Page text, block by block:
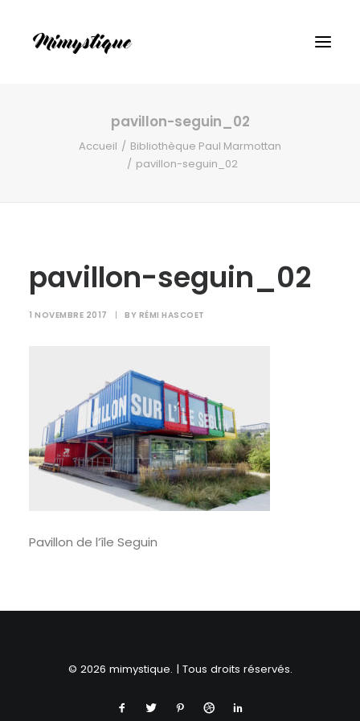
RECHERCHE
pavillon-seguin_02
Accueil
Bibliothèque Paul Marmottan
pavillon-seguin_02
pavillon-seguin_02
1 NOVEMBRE 2017 | BY RÉMI HASCOET
Pavillon de l’île Seguin
© 2026 mimystique. | Tous droits réservés.